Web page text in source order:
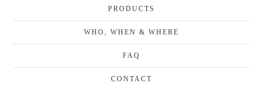
PRODUCTS
WHO, WHEN & WHERE
FAQ
CONTACT